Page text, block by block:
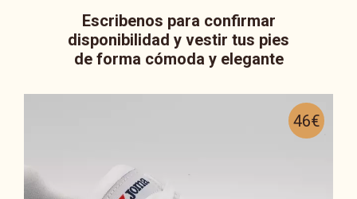
Escribenos para confirmar
disponibilidad y vestir tus pies
de forma cómoda y elegante
46€